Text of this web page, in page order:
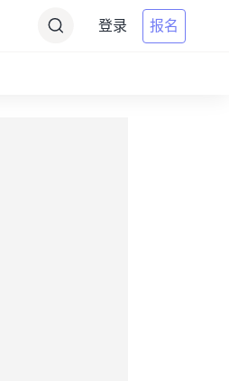
登录 报名